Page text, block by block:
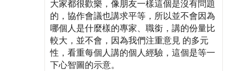
大家都很歡樂，像朋友一樣這個是沒有問題
的，協作會議也講求平等，所以並不會因為
哪個人是什麼樣的專家、職銜，講的份量比
較大，並不會，因為我們注重意見 的多元
性，看重每個人講的個人經驗，這個是等一
下心智圖的示意。